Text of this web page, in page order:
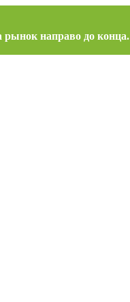
рынок направо до конца.